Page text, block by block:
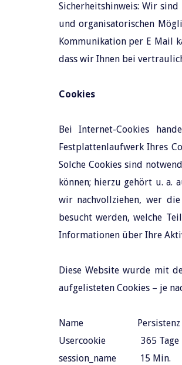
Sicherheitshinweis: Wir
und organisatorischen
Kommunikation per E Mail
dass wir Ihnen bei
Cookies
Bei Internet-Cookies
Festplattenlaufwerk Ihres
Solche Cookies sind
können; hierzu gehört u. a.
wir nachvollziehen, wer
besucht werden, welche
Informationen über Ihre
Diese Website wurde mit
aufgelisteten Cookies – je
Name
Usercookie 365
session_name